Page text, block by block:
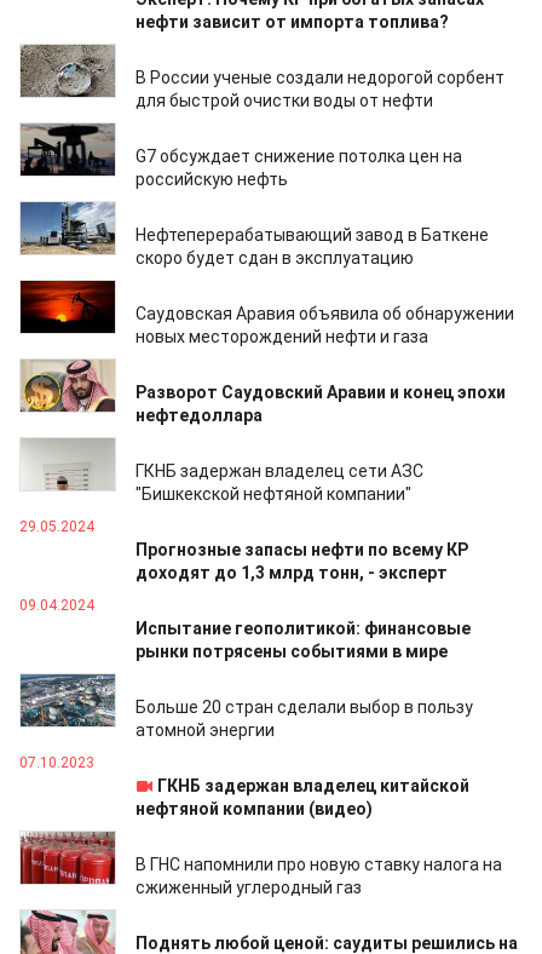
нефти зависит от импорта топлива?
27.05.2025
В России ученые создали недорогой сорбент
для быстрой очистки воды от нефти
24.05.2025
G7 обсуждает снижение потолка цен на
российскую нефть
08.07.2024
Нефтеперерабатывающий завод в Баткене
скоро будет сдан в эксплуатацию
05.07.2024
Саудовская Аравия объявила об обнаружении
новых месторождений нефти и газа
21.06.2024
Разворот Саудовский Аравии и конец эпохи
нефтедоллара
ГКНБ задержан владелец сети АЗС
"Бишкекской нефтяной компании"
29.05.2024
Прогнозные запасы нефти по всему КР
доходят до 1,3 млрд тонн, - эксперт
09.04.2024
Испытание геополитикой: финансовые
рынки потрясены событиями в мире
06.12.2023
Больше 20 стран сделали выбор в пользу
атомной энергии
07.10.2023
ГКНБ задержан владелец китайской
нефтяной компании (видео)
30.06.2023
В ГНС напомнили про новую ставку налога на
сжиженный углеродный газ
19.06.2023
Поднять любой ценой: саудиты решились на